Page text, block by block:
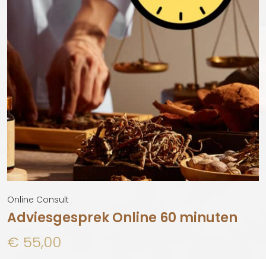
Online Consult
Adviesgesprek Online 60 minuten
€ 55,00